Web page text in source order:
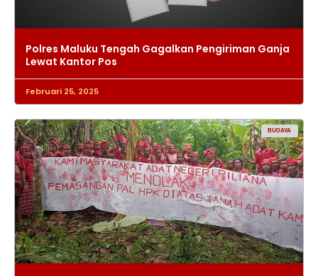
Polres Maluku Tengah Gagalkan Pengiriman Ganja
Lewat Kantor Pos
Februari 25, 2025
BUDAYA